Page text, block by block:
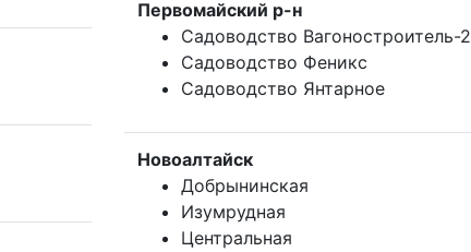
Первомайский р-н
Садоводство Вагоностроитель-2
Садоводство Феникс
Садоводство Янтарное
Новоалтайск
Добрынинская
Изумрудная
Центральная